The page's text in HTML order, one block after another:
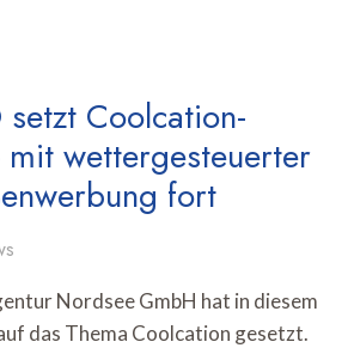
setzt Coolcation-
mit wettergesteuerter
fort
Nordsee GmbH hat in diesem
das Thema Coolcation gesetzt.